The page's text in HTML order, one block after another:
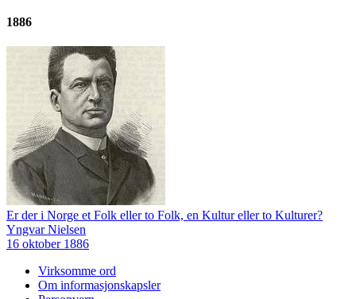
1886
Er der i Norge et Folk eller to Folk, en Kultur eller to Kulturer?
Yngvar Nielsen
16 oktober 1886
Virksomme ord
Om informasjonskapsler